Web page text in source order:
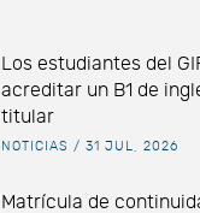
Los estudiantes del
acreditar un B1 de
titular
NOTICIAS / 31 JUL, 2026
Matrícula de